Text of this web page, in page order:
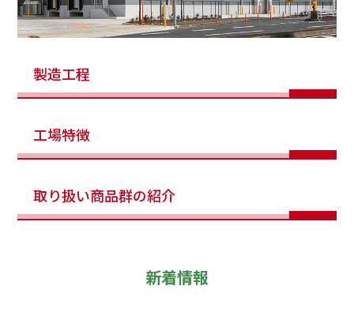
製造工程
工場特徴
取り扱い商品群の紹介
新着情報